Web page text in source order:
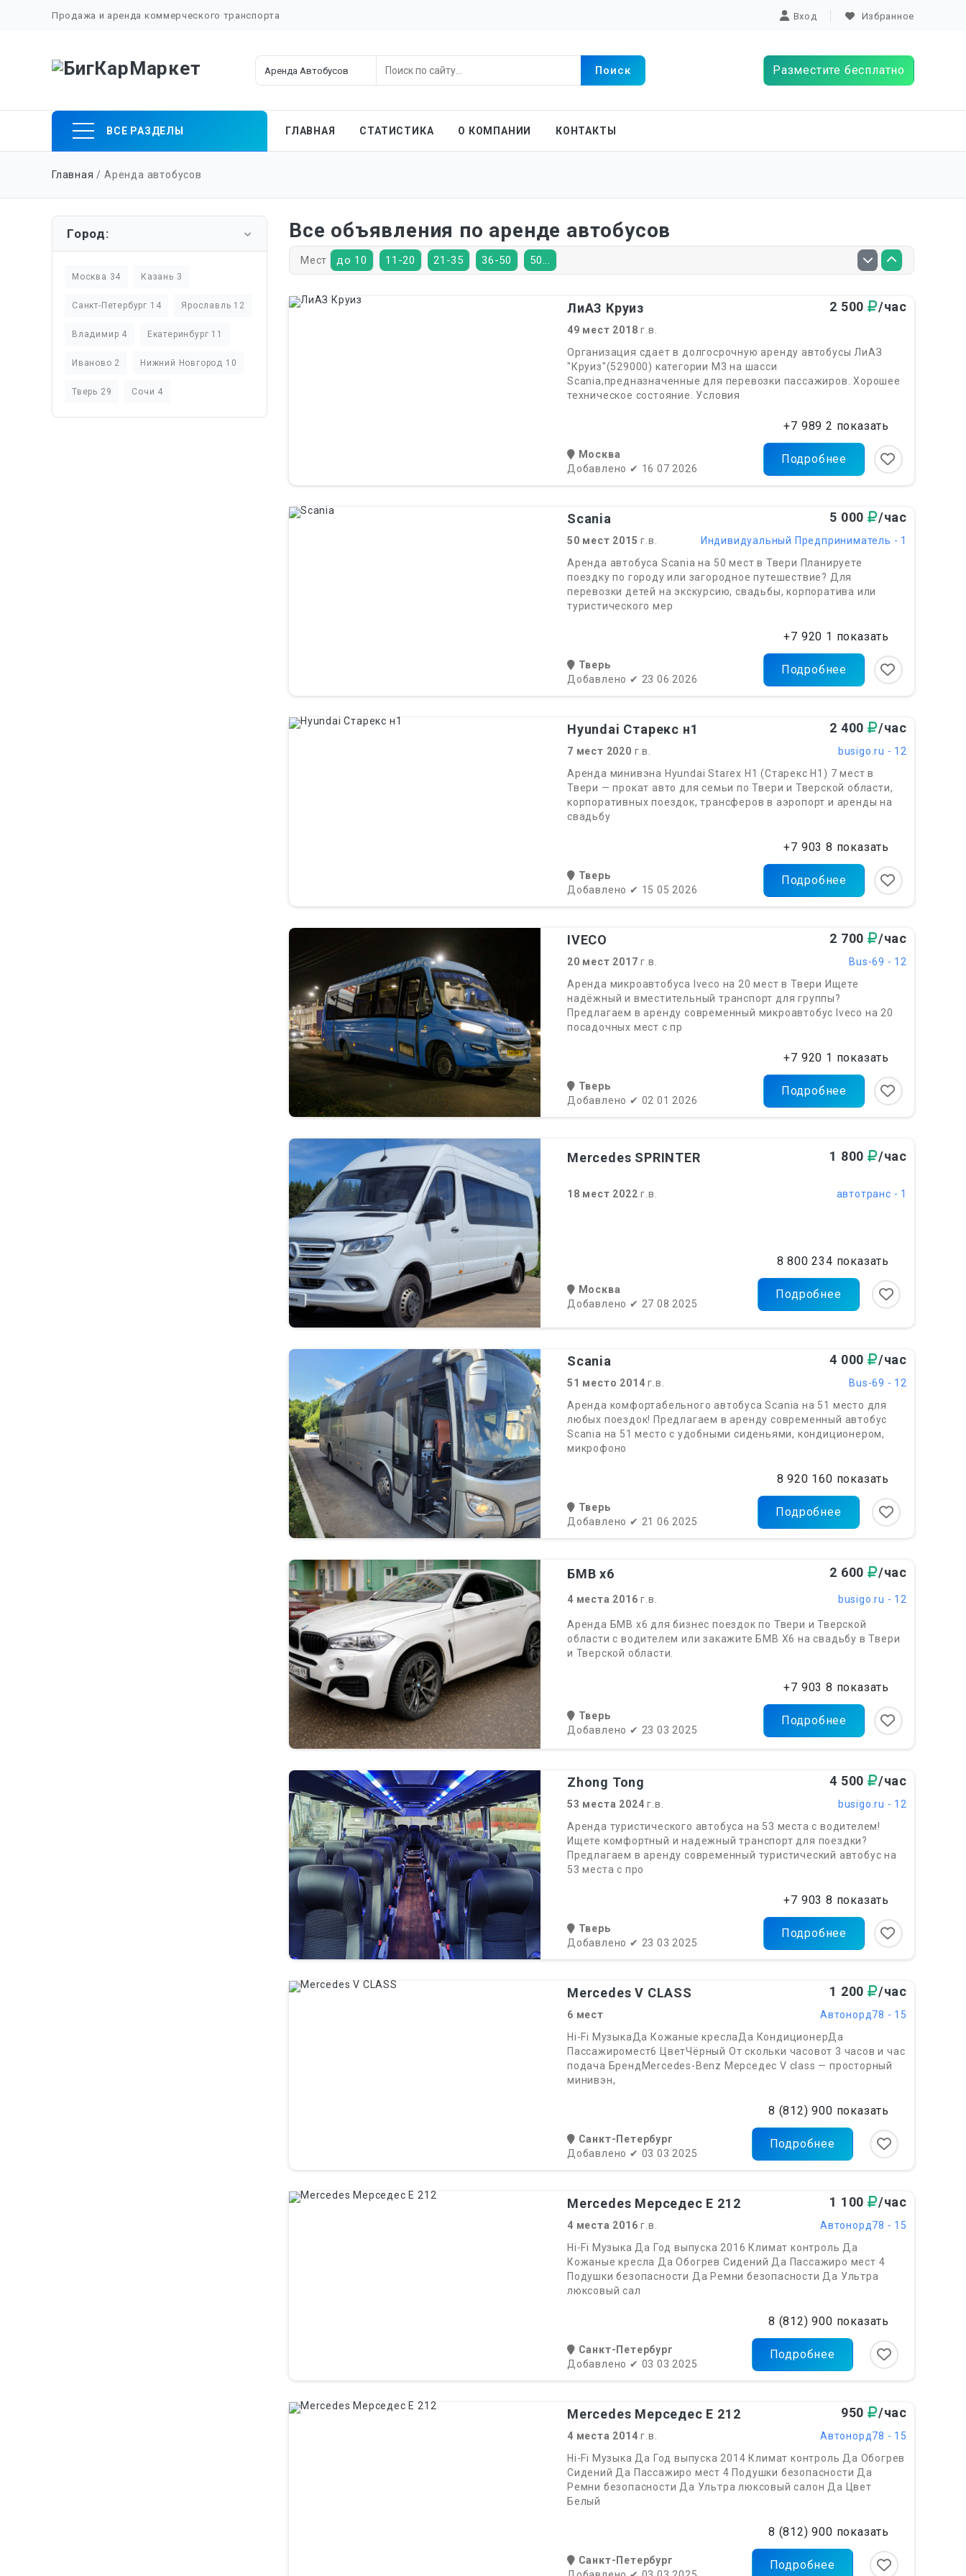
Продажа и аренда коммерческого транспорта Вход Избранное
Разместите бесплатно
ВСЕ РАЗДЕЛЫ
content
ГЛАВНАЯ СТАТИСТИКА О КОМПАНИИ КОНТАКТЫ
Главная / Аренда автобусов
Город:
Москва 34 Казань 3
Санкт-Петербург 14 Ярославль 12
Владимир 4 Екатеринбург 11
Иваново 2 Нижний Новгород 10
Тверь 29 Сочи 4
Все объявления по аренде автобусов
Мест до 10 11-20 21-35 36-50 50...
ЛиАЗ Круиз 2 500 /час
49 мест 2018 г.в.
Организация сдает в долгосрочную аренду автобусы ЛиАЗ
"Круиз"(529000) категории М3 на шасси
Scania,предназначенные для перевозки пассажиров. Хорошее
техническое состояние. Условия
Москва
Добавлено ✔ 16 07 2026
+7 989 2 показать
Подробнее
Scania 5 000 /час
50 мест 2015 г.в.
Индивидуальный Предприниматель - 1
Аренда автобуса Scania на 50 мест в Твери Планируете
поездку по городу или загородное путешествие? Для
перевозки детей на экскурсию, свадьбы, корпоратива или
туристического мер
Тверь
Добавлено ✔ 23 06 2026
+7 920 1 показать
Подробнее
Hyundai Старекс н1 2 400 /час
7 мест 2020 г.в.
busigo.ru - 12
Аренда минивэна Hyundai Starex H1 (Старекс Н1) 7 мест в
Твери — прокат авто для семьи по Твери и Тверской области,
корпоративных поездок, трансферов в аэропорт и аренды на
свадьбу
Тверь
Добавлено ✔ 15 05 2026
+7 903 8 показать
Подробнее
IVECO 2 700 /час
20 мест 2017 г.в.
Bus-69 - 12
Аренда микроавтобуса Iveco на 20 мест в Твери Ищете
надёжный и вместительный транспорт для группы?
Предлагаем в аренду современный микроавтобус Iveco на 20
посадочных мест с пр
Тверь
Добавлено ✔ 02 01 2026
+7 920 1 показать
Подробнее
Mercedes SPRINTER 1 800 /час
18 мест 2022 г.в. автотранс - 1
Москва
Добавлено ✔ 27 08 2025
8 800 234 показать
Подробнее
Scania 4 000 /час
51 место 2014 г.в.
Bus-69 - 12
Аренда комфортабельного автобуса Scania на 51 место для
любых поездок! Предлагаем в аренду современный автобус
Scania на 51 место с удобными сиденьями, кондиционером,
микрофоно
Тверь
Добавлено ✔ 21 06 2025
8 920 160 показать
Подробнее
БМВ х6 2 600 /час
4 места 2016 г.в. busigo.ru - 12
Аренда БМВ х6 для бизнес поездок по Твери и Тверской
области с водителем или закажите БМВ Х6 на свадьбу в Твери
и Тверской области.
Тверь
Добавлено ✔ 23 03 2025
+7 903 8 показать
Подробнее
Zhong Tong 4 500 /час
53 места 2024 г.в.
busigo.ru - 12
Аренда туристического автобуса на 53 места с водителем!
Ищете комфортный и надежный транспорт для поездки?
Предлагаем в аренду современный туристический автобус на
53 места с про
Тверь
Добавлено ✔ 23 03 2025
+7 903 8 показать
Подробнее
Mercedes V CLASS 1 200 /час
6 мест
Автонорд78 - 15
Hi-Fi МузыкаДа Кожаные креслаДа КондиционерДа
Пассажиромест6 ЦветЧёрный От скольки часовот 3 часов и час
подача БрендMercedes-Benz Мерседес V class — просторный
минивэн,
Санкт-Петербург
Добавлено ✔ 03 03 2025
8 (812) 900 показать
Подробнее
Mercedes Мерседес Е ‎212 1 100 /час
4 места 2016 г.в.
Автонорд78 - 15
Hi-Fi Музыка Да Год выпуска 2016 Климат контроль Да
Кожаные кресла Да Обогрев Сидений Да Пассажиро мест 4
Подушки безопасности Да Ремни безопасности Да Ультра
люксовый сал
Санкт-Петербург
Добавлено ✔ 03 03 2025
8 (812) 900 показать
Подробнее
Mercedes Мерседес Е ‎212 950 /час
4 места 2014 г.в.
Автонорд78 - 15
Hi-Fi Музыка Да Год выпуска 2014 Климат контроль Да Обогрев
Сидений Да Пассажиро мест 4 Подушки безопасности Да
Ремни безопасности Да Ультра люксовый салон Да Цвет
Белый
Санкт-Петербург
8 (812) 900 показать
Подробнее